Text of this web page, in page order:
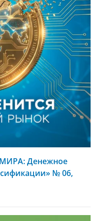
Денежное
№ 06,